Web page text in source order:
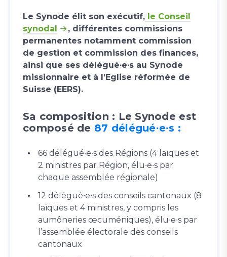
Le Synode élit son exécutif, le Conseil
synodal
, différentes commissions
permanentes notamment commission
de gestion et commission des finances,
ainsi que ses délégué∙e∙s au Synode
missionnaire et à l’Eglise réformée de
Suisse (EERS).
Sa composition : Le Synode est
composé de 87 délégué∙e∙s :
66 délégué∙e∙s des Régions (4 laïques et
2 ministres par Région, élu∙e∙s par
chaque assemblée régionale)
12 délégué∙e∙s des conseils cantonaux (8
laïques et 4 ministres, y compris les
aumôneries œcuméniques), élu∙e∙s par
l’assemblée électorale des conseils
cantonaux